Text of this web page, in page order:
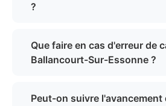
?
Que faire en cas d'erreur de
Ballancourt-Sur-Essonne ?
Peut-on suivre l'avancement